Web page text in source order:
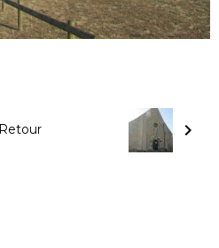
Retour